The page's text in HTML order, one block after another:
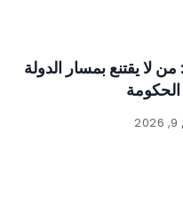
لا يقتنع بمسار الدولة
الحكومة